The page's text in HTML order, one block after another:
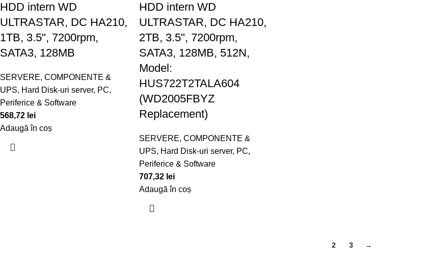
HDD intern WD
ULTRASTAR, DC HA210,
1TB, 3.5", 7200rpm,
SATA3, 128MB
SERVERE, COMPONENTE &
UPS, Hard Disk-uri server, PC,
Periferice & Software
568,72 lei
Adaugă în coș
HDD intern WD
ULTRASTAR, DC HA210,
2TB, 3.5", 7200rpm,
SATA3, 128MB, 512N,
Model:
HUS722T2TALA604
(WD2005FBYZ
Replacement)
SERVERE, COMPONENTE &
UPS, Hard Disk-uri server, PC,
Periferice & Software
707,32 lei
Adaugă în coș
2 3 →